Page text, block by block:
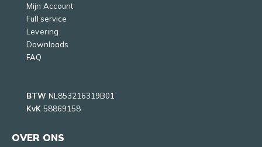
Mijn Account
Full service
Levering
Downloads
FAQ
BTW NL853216319B01
KvK 58869158
OVER ONS